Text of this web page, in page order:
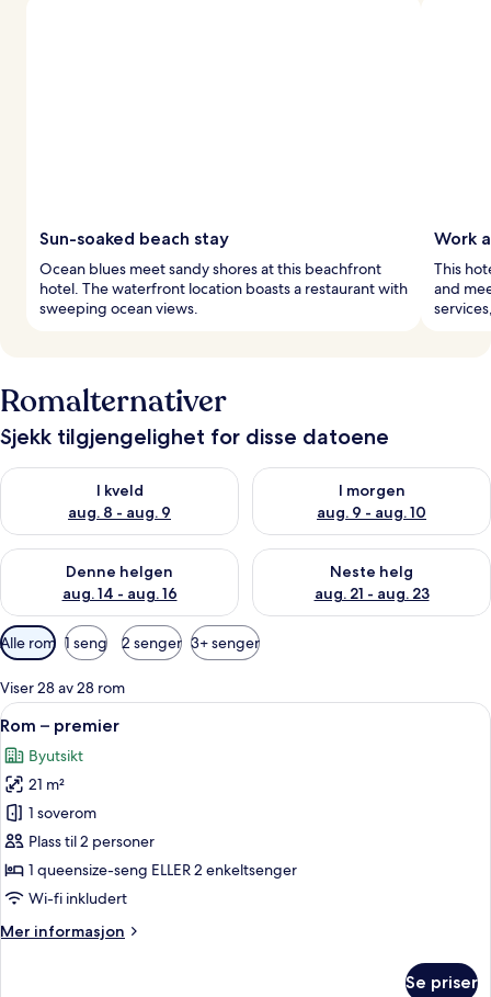
Sun-soaked beach stay
Ocean blues meet sandy shores at this beachfront
hotel. The waterfront location boasts a restaurant with
sweeping ocean views.
Work
This
and
Romalternativer
Sjekk tilgjengelighet for disse datoene
I kveld
aug. 8 - aug. 9
Sjekk tilgjengelighet for i kveld, aug. 8 - aug. 9
I morgen
aug. 9 - aug. 10
Sjekk tilgjengelighet for i
Denne helgen
aug. 14 - aug. 16
Sjekk tilgjengelighet for denne helgen, aug. 14 - aug. 16
Neste helg
aug. 21 - aug. 23
Sjekk tilgjengelighet for
Tilgjengelige
filtre
for
rom
Alle rom 1 seng 2 senger 3+ senger
Viser 28 av 28 rom
Åpne
alle
bildene
av
Rom
–
premier
1 soverom, sengetøy av topp
5
Rom – premier
Byutsikt
21 m²
1 soverom
Plass til 2 personer
1 queensize-seng ELLER 2 enkeltsenger
Wi-fi inkludert
Mer informasjon
Mer
Se priser